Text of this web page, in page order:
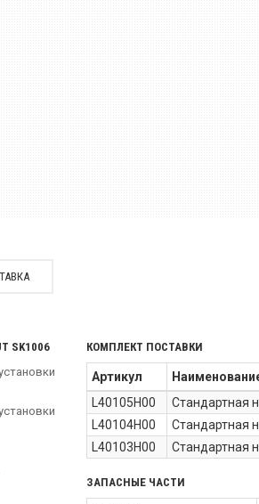
SK1006
КОМПЛЕКТ ПОСТАВКИ
Артикул
L40105H00
Стандартная
L40104H00
Стандартная
L40103H00
Стандартная
ЗАПАСНЫЕ ЧАСТИ